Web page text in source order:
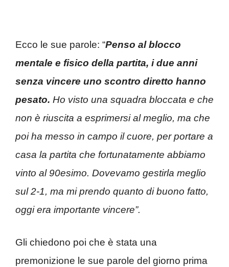
Ecco le sue parole: “Penso al blocco
mentale e fisico della partita, i due anni
senza vincere uno scontro diretto hanno
pesato. Ho visto una squadra bloccata e che
non è riuscita a esprimersi al meglio, ma che
poi ha messo in campo il cuore, per portare a
casa la partita che fortunatamente abbiamo
vinto al 90esimo. Dovevamo gestirla meglio
sul 2-1, ma mi prendo quanto di buono fatto,
oggi era importante vincere”.
Gli chiedono poi che è stata una
premonizione le sue parole del giorno prima